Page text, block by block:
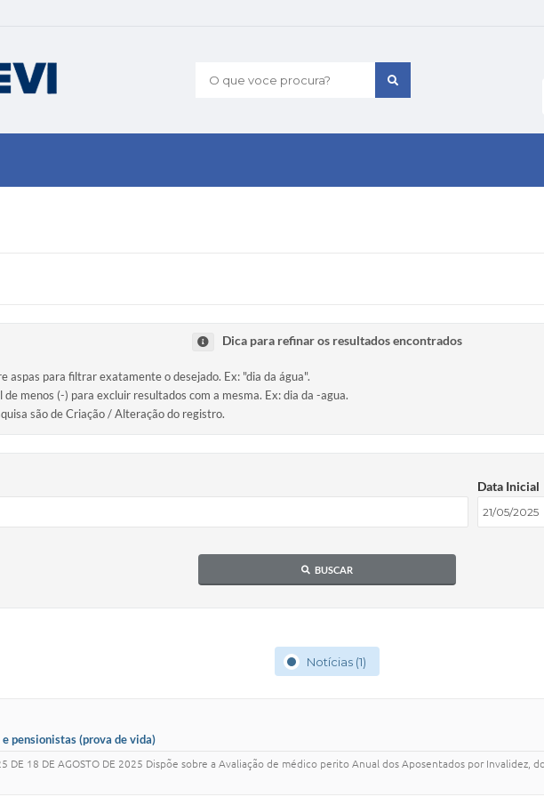
O que voce procura?
Dica para refinar os resultados encontrados
aspas para filtrar exatamente o desejado. Ex: "dia da água".
menos (-) para excluir resultados com a mesma. Ex: dia da -agua.
são de Criação / Alteração do registro.
Data Inicial
BUSCAR
Notícias (1)
pensionistas (prova de vida)
DE 18 DE AGOSTO DE 2025 Dispõe sobre a Avaliação de médico perito Anual dos Aposentados por